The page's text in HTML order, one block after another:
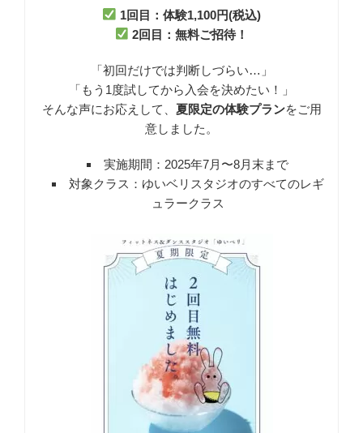
1回目：体験1,100円(税込)
2回目：無料ご招待！
「初回だけでは判断しづらい…」
「もう1度試してから入会を決めたい！」
そんな声にお応えして、 夏限定の体験プランをご用
意しました。
実施期間：2025年7月〜8月末まで
対象クラス：ゆいベリスタジオのすべてのレギ
ュラークラス